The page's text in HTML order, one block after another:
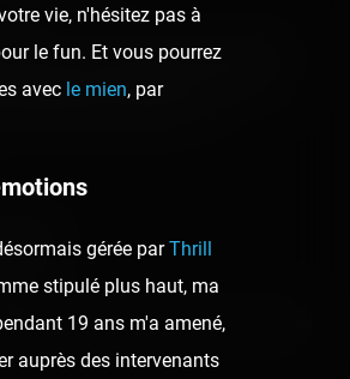
ah bon ? 😂 Il aurait mieux fallu
jours pour le faire tous ensemble
été bien plus drôle ! 😘
vague dans le flume peut-être
vie, n'hésitez pas à
le fun. Et vous pourrez
avec le mien, par
gérée parThrill
stipulé plus haut, ma
19 ans m'a amené,
auprès des intervenants